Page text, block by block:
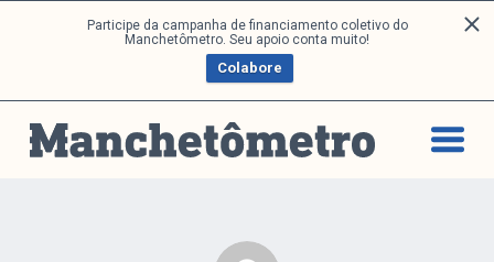
Participe da campanha de financiamento coletivo do
Manchetômetro. Seu apoio conta muito!
Colabore
a
p
Análises
DONI